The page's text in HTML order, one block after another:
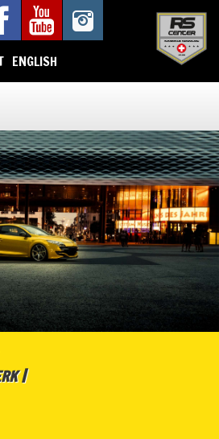
ENGLISH